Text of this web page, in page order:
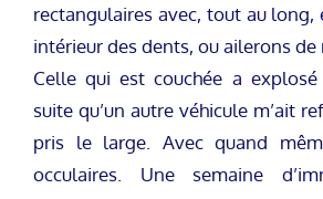
rectangulaires avec, tout au long,
intérieur des dents, ou ailerons de
Celle qui est couchée a
suite qu’un autre véhicule m’ait
pris le large. Avec quand
occulaires. Une semaine